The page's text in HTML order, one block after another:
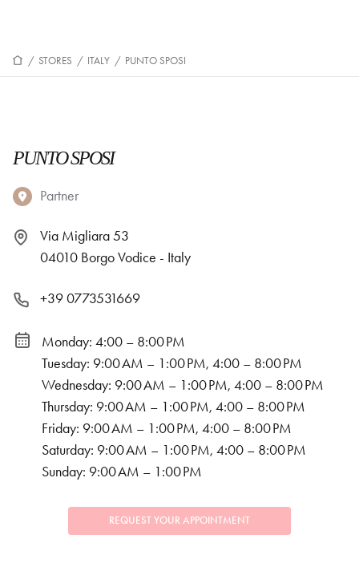
/ STORES / ITALY / PUNTO SPOSI
PUNTO SPOSI
Partner
Via Migliara 53
04010 Borgo Vodice - Italy
+39 0773531669
Monday: 4:00 – 8:00 PM
Tuesday: 9:00 AM – 1:00 PM, 4:00 – 8:00 PM
Wednesday: 9:00 AM – 1:00 PM, 4:00 – 8:00 PM
Thursday: 9:00 AM – 1:00 PM, 4:00 – 8:00 PM
Friday: 9:00 AM – 1:00 PM, 4:00 – 8:00 PM
Saturday: 9:00 AM – 1:00 PM, 4:00 – 8:00 PM
Sunday: 9:00 AM – 1:00 PM
REQUEST YOUR APPOINTMENT